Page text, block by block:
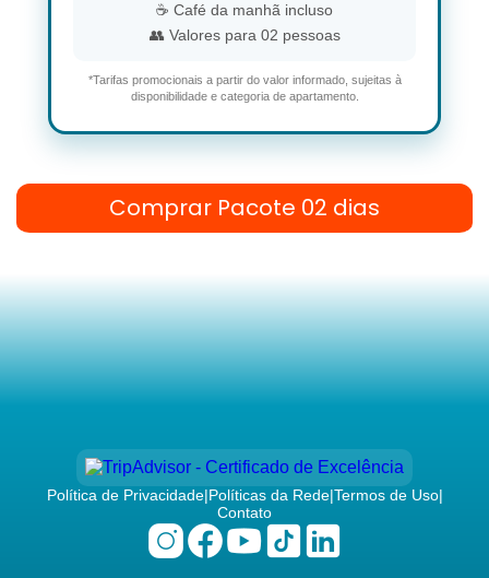
☕ Café da manhã incluso
👥 Valores para 02 pessoas
*Tarifas promocionais a partir do valor informado, sujeitas à
disponibilidade e categoria de apartamento.
Comprar Pacote 02 dias
Política de Privacidade|Políticas da Rede|Termos de Uso|
Contato